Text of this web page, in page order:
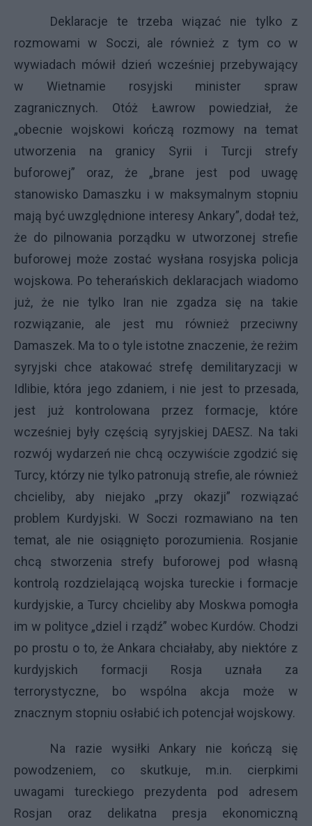
Deklaracje te trzeba wiązać nie tylko z
rozmowami w Soczi, ale również z tym co w
wywiadach mówił dzień wcześniej przebywający
w Wietnamie rosyjski minister spraw
zagranicznych. Otóż Ławrow powiedział, że
„obecnie wojskowi kończą rozmowy na temat
utworzenia na granicy Syrii i Turcji strefy
buforowej” oraz, że „brane jest pod uwagę
stanowisko Damaszku i w maksymalnym stopniu
mają być uwzględnione interesy Ankary”, dodał też,
że do pilnowania porządku w utworzonej strefie
buforowej może zostać wysłana rosyjska policja
wojskowa. Po teherańskich deklaracjach wiadomo
już, że nie tylko Iran nie zgadza się na takie
rozwiązanie, ale jest mu również przeciwny
Damaszek. Ma to o tyle istotne znaczenie, że reżim
syryjski chce atakować strefę demilitaryzacji w
Idlibie, która jego zdaniem, i nie jest to przesada,
jest już kontrolowana przez formacje, które
wcześniej były częścią syryjskiej DAESZ. Na taki
rozwój wydarzeń nie chcą oczywiście zgodzić się
Turcy, którzy nie tylko patronują strefie, ale również
chcieliby, aby niejako „przy okazji” rozwiązać
problem Kurdyjski. W Soczi rozmawiano na ten
temat, ale nie osiągnięto porozumienia. Rosjanie
chcą stworzenia strefy buforowej pod własną
kontrolą rozdzielającą wojska tureckie i formacje
kurdyjskie, a Turcy chcieliby aby Moskwa pomogła
im w polityce „dziel i rządź” wobec Kurdów. Chodzi
po prostu o to, że Ankara chciałaby, aby niektóre z
kurdyjskich formacji Rosja uznała za
terrorystyczne, bo wspólna akcja może w
znacznym stopniu osłabić ich potencjał wojskowy.
Na razie wysiłki Ankary nie kończą się
powodzeniem, co skutkuje, m.in. cierpkimi
uwagami tureckiego prezydenta pod adresem
Rosjan oraz delikatna presja ekonomiczną